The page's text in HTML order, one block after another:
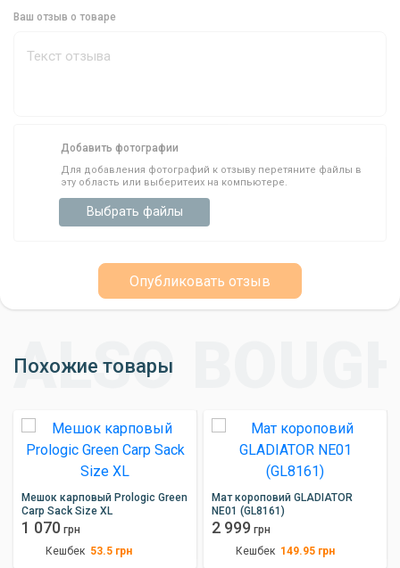
Mikado Carp Territorry IS14-R704 станет вашим идеальным
вашу рыбалку более комфортной и успешной.
Ваш отзыв о товаре
Добавить фотографии
Для добавления фотографий к отзыву перетяните файлы в
эту область или выберитеих на компьютере.
Выбрать файлы
Опубликовать отзыв
Похожие товары
Мешок карповый Prologic Green
Carp Sack Size XL
1 070 грн
Кешбек 53.5 грн
Мат короповий GLADIATOR
NE01 (GL8161)
2 999 грн
Кешбек 149.95 грн